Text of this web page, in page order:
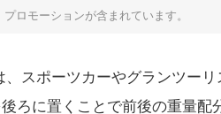
ロモーションが含まれています。
、スポーツカーやグランツー
ろに置くことで前後の重量配